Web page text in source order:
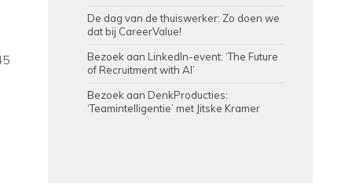
De dag van de thuiswerker: Zo doen we
dat bij CareerValue!
Bezoek aan LinkedIn-event: ‘The Future
of Recruitment with AI’
Bezoek aan DenkProducties:
‘Teamintelligentie’ met Jitske Kramer